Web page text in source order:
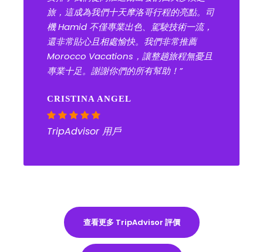
旅，這成為我們十天摩洛哥行程的亮點。司
機 Hamid 不僅專業出色、駕駛技術一流，
還非常貼心且相處愉快。我們非常推薦
Morocco Vacations，讓整趟旅程無憂且
專業十足。謝謝你們的所有幫助！”
CRISTINA ANGEL
TripAdvisor 用戶
查看更多 TripAdvisor 評價